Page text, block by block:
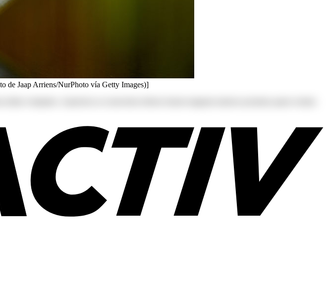
de Jaap Arriens/NurPhoto vía Getty Images)]